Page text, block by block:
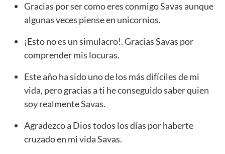
Gracias por ser como eres conmigo Savas aunque
algunas veces piense en unicornios.
¡Esto no es un simulacro!. Gracias Savas por
comprender mis locuras.
Este año ha sido uno de los más difíciles de mi
vida, pero gracias a ti he conseguido saber quien
soy realmente Savas.
Agradezco a Dios todos los días por haberte
cruzado en mi vida Savas.